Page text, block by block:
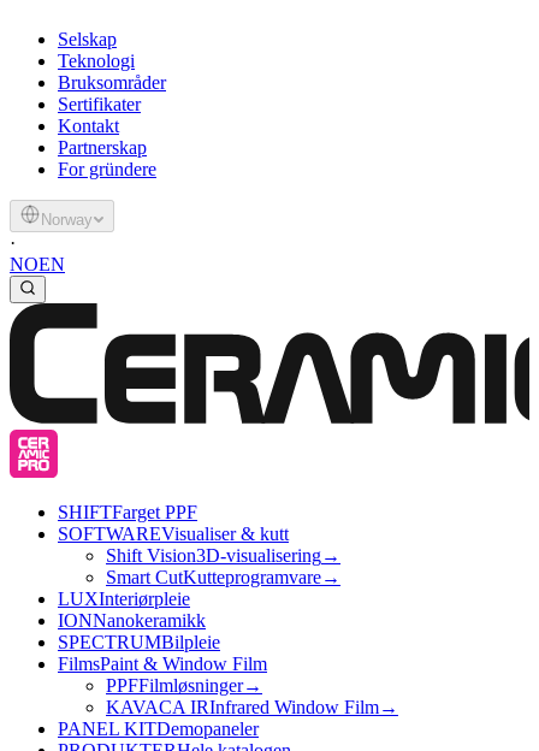
Selskap
Teknologi
Bruksområder
Sertifikater
Kontakt
Partnerskap
For gründere
Norway
·
NOEN
SHIFTFarget PPF
SOFTWAREVisualiser & kutt
Shift Vision3D-visualisering→
Smart CutKutteprogramvare→
LUXInteriørpleie
IONNanokeramikk
SPECTRUMBilpleie
FilmsPaint & Window Film
PPFFilmløsninger→
KAVACA IRInfrared Window Film→
PANEL KITDemopaneler